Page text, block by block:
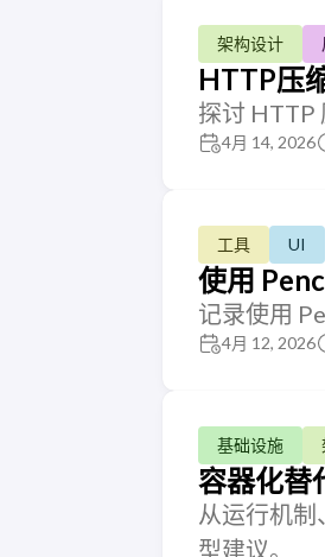
架构设计
HTTP压
探讨 HTTP
4月 14, 2026
工具 UI
使用
记录使用
4月 12, 2026
基础设施
容器化替
从运行机制
型建议。